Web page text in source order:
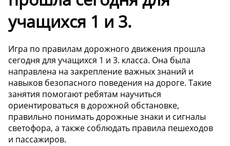
учащихся 1 и 3.
Игра по правилам дорожного движения прошла
сегодня для учащихся 1 и 3. класса. Она была
направлена на закрепление важных знаний и
навыков безопасного поведения на дороге. Такие
занятия помогают ребятам научиться
ориентироваться в дорожной обстановке,
правильно понимать дорожные знаки и сигналы
светофора, а также соблюдать правила пешеходов
и пассажиров.